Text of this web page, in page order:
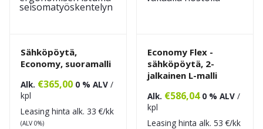
Sähköpöytä,
Economy, suoramalli
Alk. €365,00 0 % ALV /
kpl
Leasing hinta alk. 33 €/kk
(ALV 0%)
Economy Flex -
sähköpöytä, 2-
jalkainen L-malli
Alk. €586,04 0 % ALV /
kpl
Leasing hinta alk. 53 €/kk